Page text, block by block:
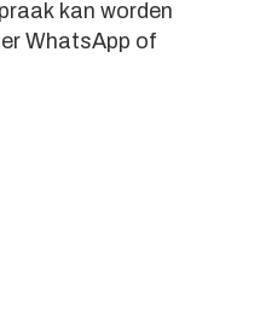
kan worden
WhatsApp of